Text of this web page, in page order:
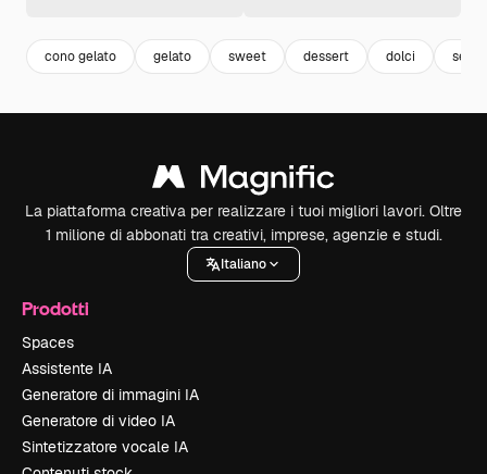
cono gelato gelato sweet dessert dolci set
La piattaforma creativa per realizzare i tuoi migliori lavori. Oltre
1 milione di abbonati tra creativi, imprese, agenzie e studi.
Italiano
Prodotti
Spaces
Assistente IA
Generatore di immagini IA
Generatore di video IA
Sintetizzatore vocale IA